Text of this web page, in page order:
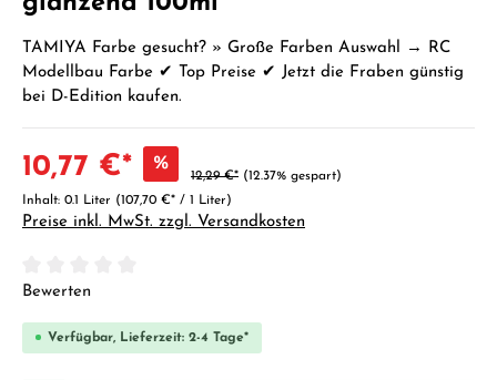
TAMIYA Farbe gesucht? » Große Farben Auswahl → RC
Modellbau Farbe ✔ Top Preise ✔ Jetzt die Fraben günstig
bei D-Edition kaufen.
10,77 €* %
12,29 €* (12.37% gespart)
Inhalt: 0.1 Liter (107,70 €* / 1 Liter)
Preise inkl. MwSt. zzgl. Versandkosten
Durchschnittliche Bewertung von 0 von 5 Sternen
Bewerten
Verfügbar, Lieferzeit: 2-4 Tage*